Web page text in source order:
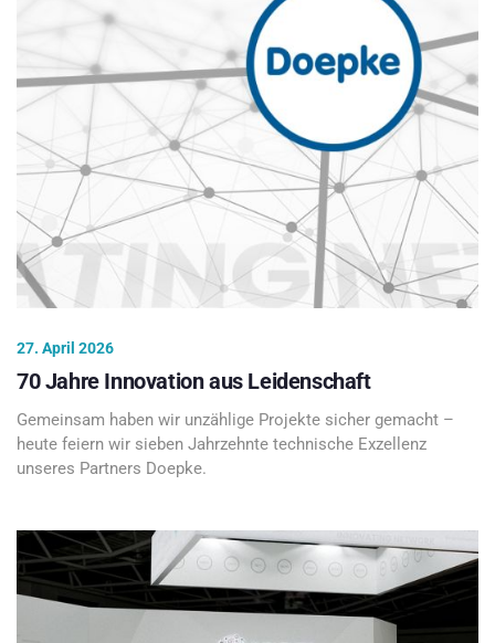
27. April 2026
70 Jahre Innovation aus Leidenschaft
Gemeinsam haben wir unzählige Projekte sicher gemacht –
heute feiern wir sieben Jahrzehnte technische Exzellenz
unseres Partners Doepke.